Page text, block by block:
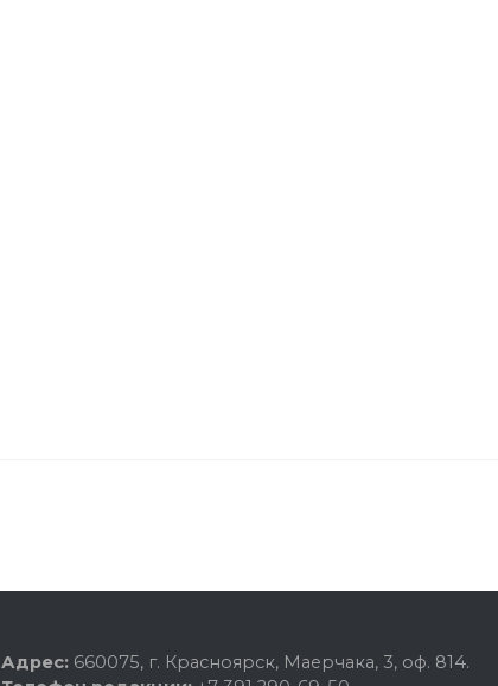
Адрес: 660075, г. Красноярск, Маерчака, 3, оф. 814.